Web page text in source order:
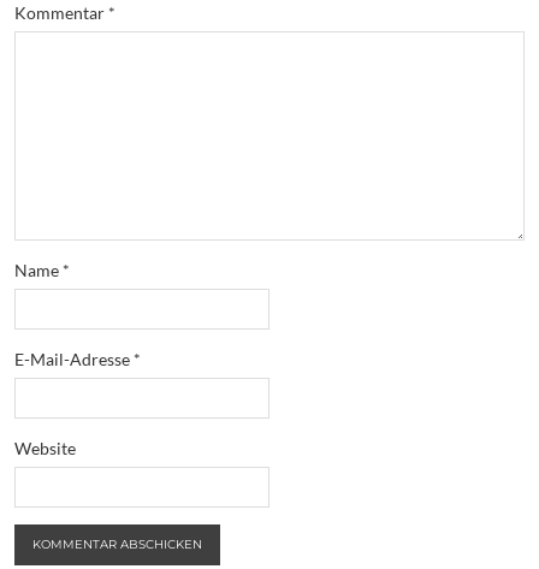
Kommentar *
Name *
E-Mail-Adresse *
Website